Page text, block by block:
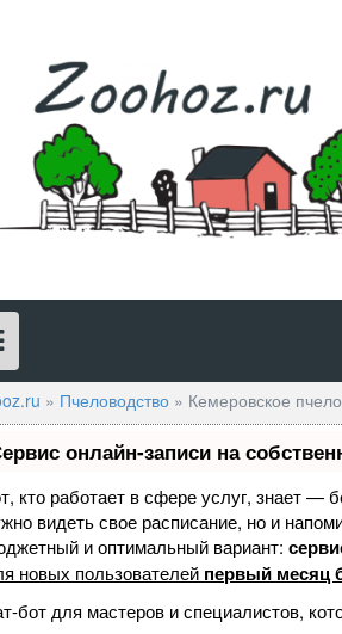
» Пчеловодство » Кемеровское
онлайн-записи на
кто работает в сфере услуг, знает —
видеть свое расписание, но и
и оптимальный вариант:
новых пользователей первый месяц
бот для мастеров и специалистов,